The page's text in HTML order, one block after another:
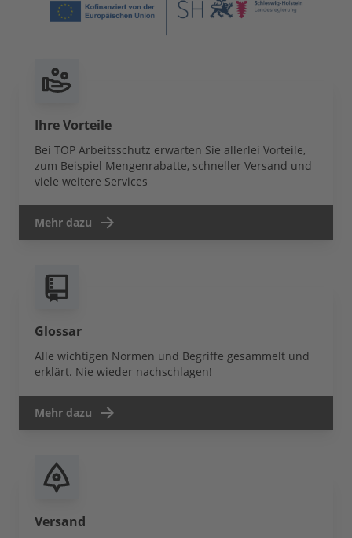
Ihre Vorteile
Bei TOP Arbeitsschutz erwarten Sie allerlei Vorteile,
zum Beispiel Mengenrabatte, schneller Versand und
viele weitere Services
Mehr dazu
Glossar
Alle wichtigen Normen und Begriffe gesammelt und
erklärt. Nie wieder nachschlagen!
Mehr dazu
Versand